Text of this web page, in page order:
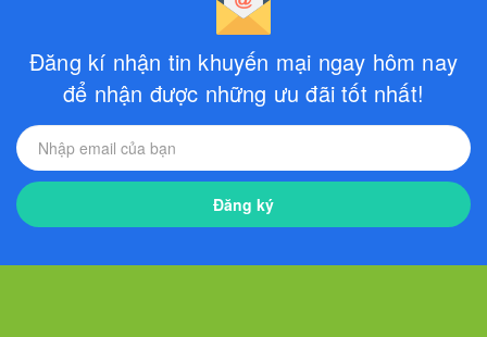
Đăng kí nhận tin khuyến mại ngay hôm nay
để nhận được những ưu đãi tốt nhất!
Đăng ký